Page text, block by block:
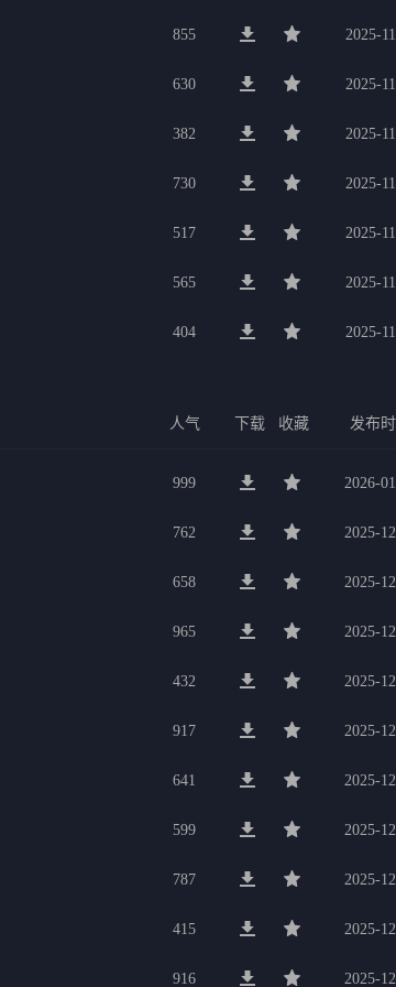
855 2025-
630 2025-
382 2025-
730 2025-
517 2025-
565 2025-
404 2025-
人气 下载 收藏 发布时
999 2026-
762 2025-
658 2025-
965 2025-
432 2025-
917 2025-
641 2025-
599 2025-
787 2025-
415 2025-
916 2025-